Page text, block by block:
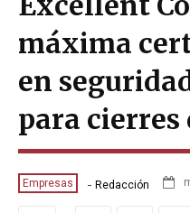
máxima
en
para cierres
Empresas - Redacción